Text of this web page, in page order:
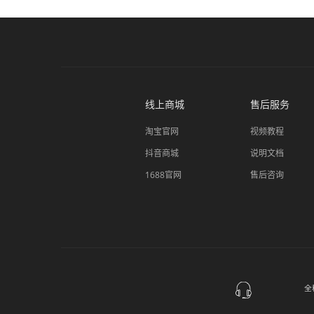
线上商城
淘宝官网
抖音商城
1688官网
售后服务
视频教程
说明文档
售后咨询
全